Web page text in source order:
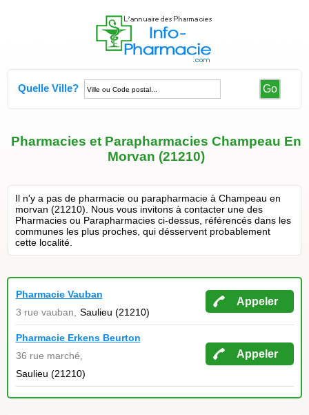
Quelle Ville? Go
Pharmacies et Parapharmacies Champeau En
Morvan (21210)
Il n'y a pas de pharmacie ou parapharmacie à Champeau en
morvan (21210). Nous vous invitons à contacter une des
Pharmacies ou Parapharmacies ci-dessus, référencés dans les
communes les plus proches, qui désservent probablement
cette localité.
Pharmacie Vauban
3 rue vauban,
Saulieu (21210)
Appeler
Pharmacie Erkens Beurton
36 rue marché,
Saulieu (21210)
Appeler